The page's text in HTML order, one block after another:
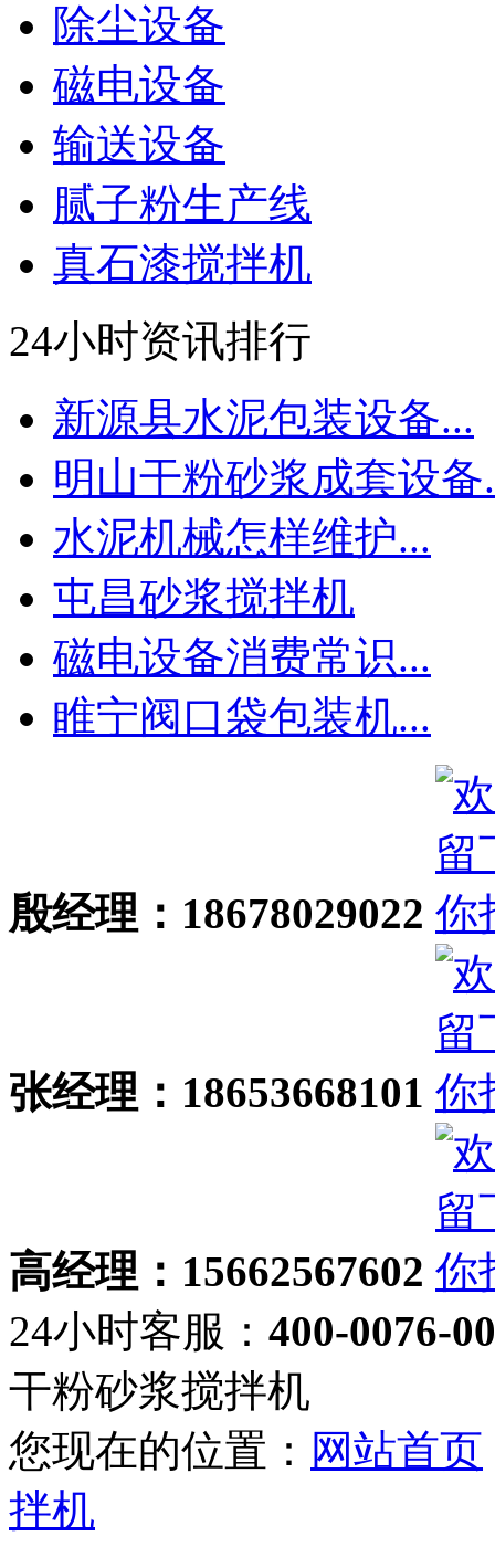
除尘设备
磁电设备
输送设备
腻子粉生产线
真石漆搅拌机
24小时资讯排行
新源县水泥包装设备...
明山干粉砂浆成套设备
水泥机械怎样维护...
屯昌砂浆搅拌机
磁电设备消费常识...
睢宁阀口袋包装机...
殷经理：18678029022
张经理：18653668101
高经理：15662567602
24小时客服： 400-0076-
干粉砂浆搅拌机
您现在的位置： 网站首页
拌机